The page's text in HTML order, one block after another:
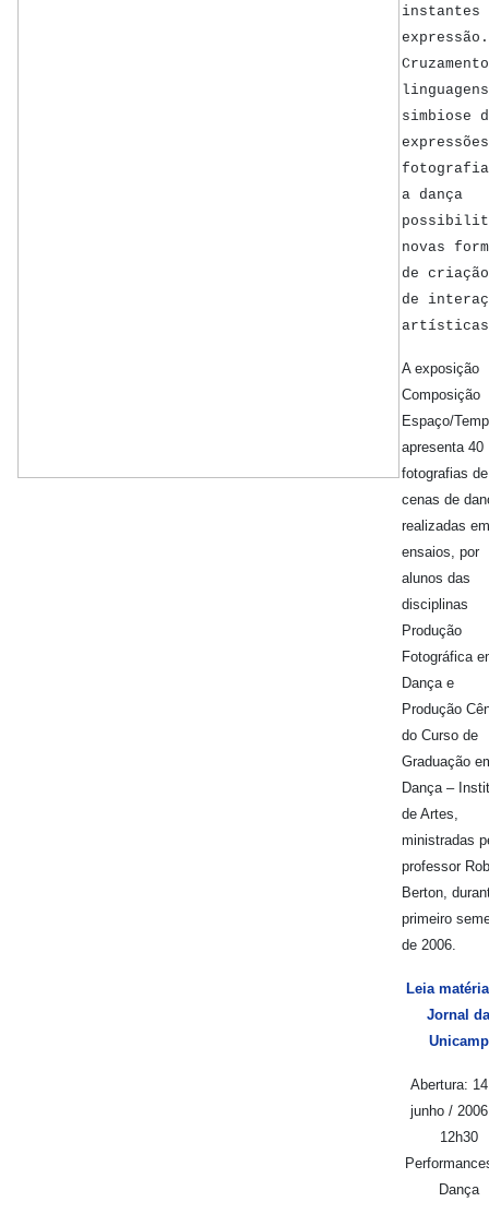
instantes
expressão.
simbiose
a dança
novas
de
de
A exposição
Composição
Espaço/
apresenta 40
fotografias de
cenas de
realizadas em
ensaios, por
alunos das
disciplinas
Produção
Fotográfica
Dança e
Produção
do Curso de
Graduação
Dança –
de Artes,
ministradas
professor
Berton,
primeiro
de 2006.
Leia
Jornal da
Unicamp
Abertura:
junho /
12h30
Dança